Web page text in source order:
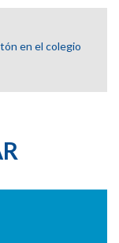
en el colegio